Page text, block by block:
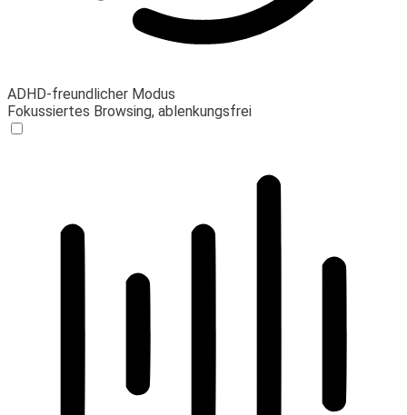
ADHD-freundlicher Modus
Fokussiertes Browsing, ablenkungsfrei